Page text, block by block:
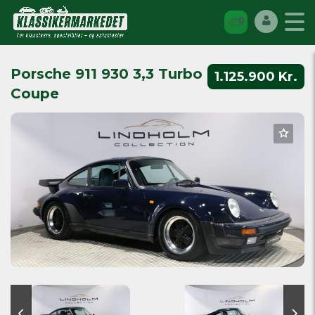
1.125.900 Kr.
Porsche 911 930 3,3 Turbo
Coupe